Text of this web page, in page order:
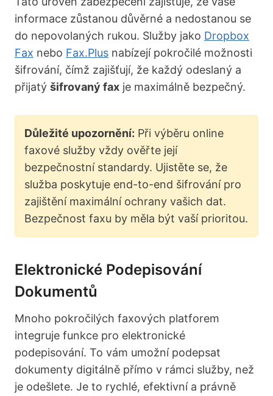
informace zůstanou důvěrné a nedostanou se
do nepovolaných rukou. Služby jako Dropbox
Fax nebo Fax.Plus nabízejí pokročilé možnosti
šifrování, čímž zajišťují, že každý odeslaný a
přijatý šifrovaný fax je maximálně bezpečný.
Důležité upozornění: Při výběru online
faxové služby vždy ověřte její
bezpečnostní standardy. Ujistěte se, že
služba poskytuje end-to-end šifrování pro
zajištění maximální ochrany vašich dat.
Bezpečnost faxu by měla být vaší prioritou.
Elektronické Podepisování
Dokumentů
Mnoho pokročilých faxových platforem
integruje funkce pro elektronické
podepisování. To vám umožní podepsat
dokumenty digitálně přímo v rámci služby, než
je odešlete. Je to rychlé, efektivní a právně